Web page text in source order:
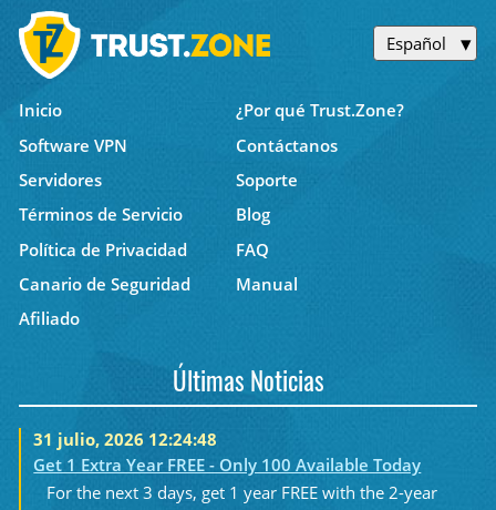
Español
Inicio
¿Por qué Trust.Zone?
Software VPN
Contáctanos
Servidores
Soporte
Términos de Servicio
Blog
Política de Privacidad
FAQ
Canario de Seguridad
Manual
Afiliado
Últimas Noticias
31 julio, 2026 12:24:48
Get 1 Extra Year FREE - Only 100 Available Today
For the next 3 days, get 1 year FREE with the 2-year